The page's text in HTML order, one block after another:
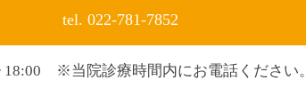
tel. 022-781-7852
18:00 ※当院診療時間内にお電話ください。